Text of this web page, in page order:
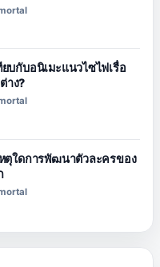
บกับอนิเมะแนวไซไฟเรื่อ
าง?
ตุใดการพัฒนาตัวละครของ